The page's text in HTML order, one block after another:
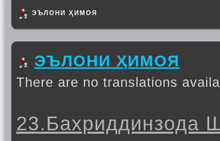
ЭЪЛОНИ ҲИМОЯ
ЭЪЛОНИ ҲИМОЯ
There are no translations
23.Бахриддинзода